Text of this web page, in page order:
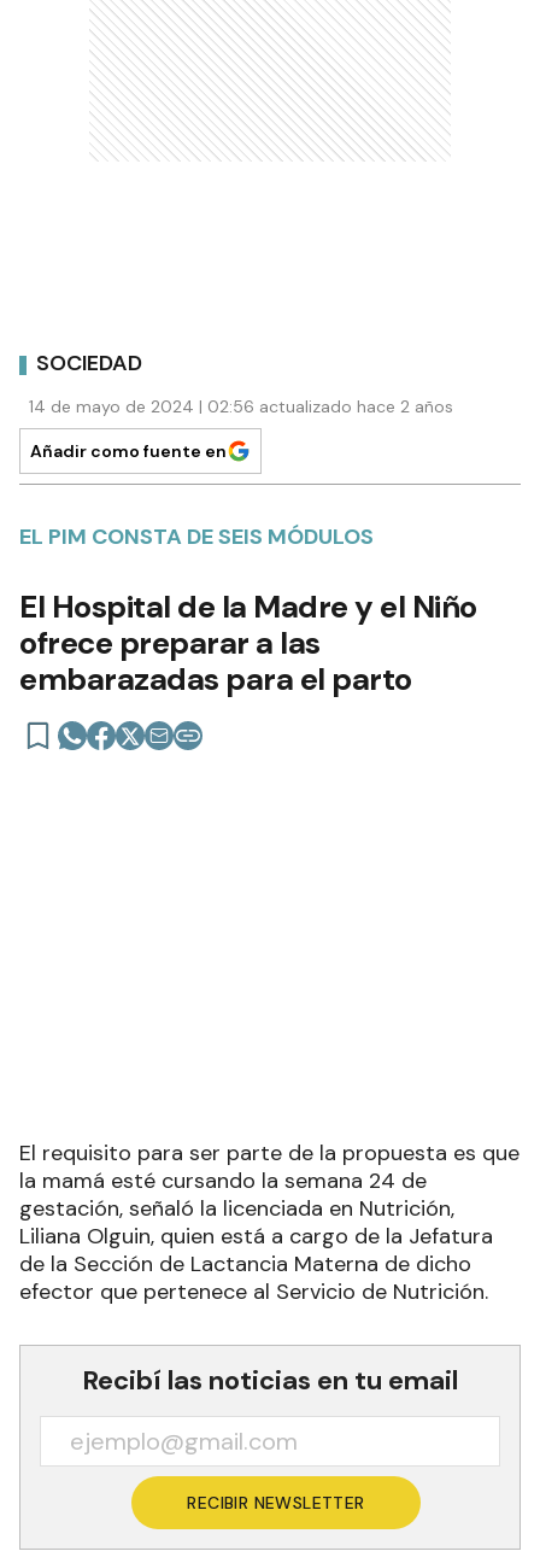
SOCIEDAD
14 de mayo de 2024 | 02:56 actualizado hace 2 años
Añadir como fuente en
EL PIM CONSTA DE SEIS MÓDULOS
El Hospital de la Madre y el Niño
ofrece preparar a las
embarazadas para el parto
El requisito para ser parte de la propuesta es que
la mamá esté cursando la semana 24 de
gestación, señaló la licenciada en Nutrición,
Liliana Olguin, quien está a cargo de la Jefatura
de la Sección de Lactancia Materna de dicho
efector que pertenece al Servicio de Nutrición.
Recibí las noticias en tu email
RECIBIR NEWSLETTER